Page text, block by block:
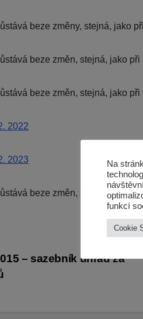
beze změny, stejná, jako
beze změn, stejná, jako
beze změn, stejná, jako
2022
2023
beze změn, stejná, jako
– sazebník úhrad za
Na
funkcí
Cookie